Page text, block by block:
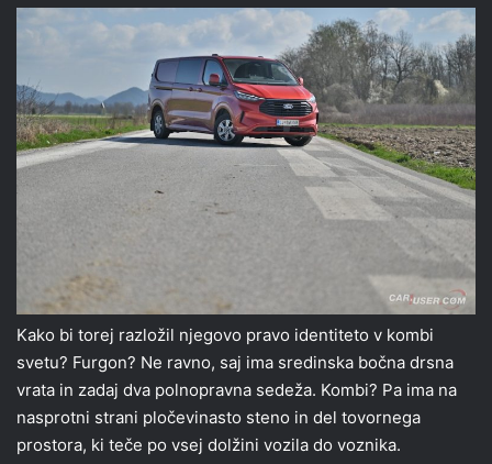
Kako bi torej razložil njegovo pravo identiteto v kombi
svetu? Furgon? Ne ravno, saj ima sredinska bočna drsna
vrata in zadaj dva polnopravna sedeža. Kombi? Pa ima na
nasprotni strani pločevinasto steno in del tovornega
prostora, ki teče po vsej dolžini vozila do voznika.